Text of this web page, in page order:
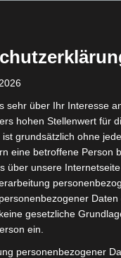
ein
und versucht die
vor dem Sturz war
begonnen
zwischen 21:00 Uhr
Paar im
den schweren Sturz
0511 109-3115 zu
sehr über Ihr Interesse
hohen Stellenwert für
grundsätzlich ohne
eine betroffene Person
über unsere
gesetzliche
ein.
personenbezogener